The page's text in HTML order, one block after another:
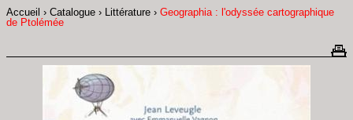
Fil
Accueil Catalogue Littérature
Geographia : l'odyssée cartographique
de Ptolémée